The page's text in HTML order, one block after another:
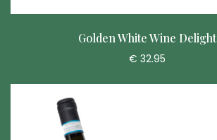
Golden White Wine Delight
€ 32.95